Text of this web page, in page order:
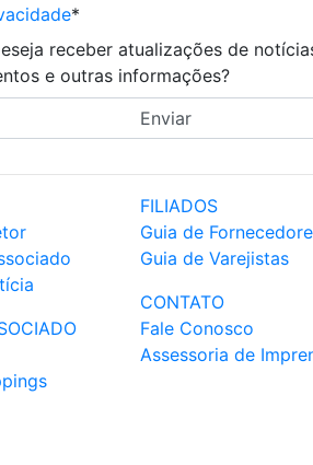
*
receber atualizações de
e outras informações?
FILIADOS
Guia de
Guia de Varejistas
CONTATO
Fale Conosco
Assessoria de